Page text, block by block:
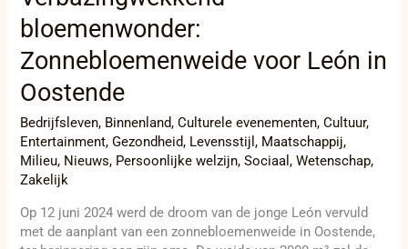
bloemenwonder:
Zonnebloemenweide voor León in
Oostende
Bedrijfsleven, Binnenland,Culturele evenementen,Cultuur,
Entertainment,Gezondheid, Levensstijl, Maatschappij,
Milieu, Nieuws, Persoonlijke welzijn,Sociaal,Wetenschap,
Zakelijk
Op 12 juni 2024 werd de droom van de jonge León vervuld
met de aanplant van een zonnebloemenweide in Oostende,